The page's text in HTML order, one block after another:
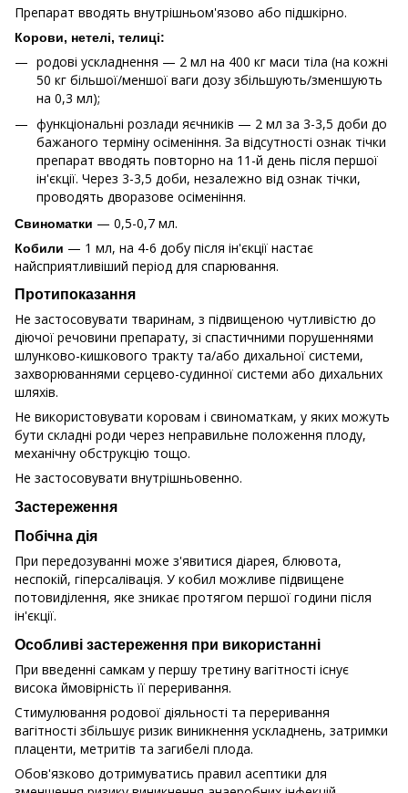
Препарат вводять внутрішньом'язово або підшкірно.
Корови, нетелі, телиці:
родові ускладнення — 2 мл на 400 кг маси тіла (на кожні
50 кг більшої/меншої ваги дозу збільшують/зменшують
на 0,3 мл);
функціональні розлади яєчників — 2 мл за 3-3,5 доби до
бажаного терміну осіменіння. За відсутності ознак тічки
препарат вводять повторно на 11-й день після першої
ін'єкції. Через 3-3,5 доби, незалежно від ознак тічки,
проводять дворазове осіменіння.
Свиноматки — 0,5-0,7 мл.
Кобили — 1 мл, на 4-6 добу після ін'єкції настає
найсприятливіший період для спарювання.
Протипоказання
Не застосовувати тваринам, з підвищеною чутливістю до
діючої речовини препарату, зі спастичними порушеннями
шлунково-кишкового тракту та/або дихальної системи,
захворюваннями серцево-судинної системи або дихальних
шляхів.
Не використовувати коровам і свиноматкам, у яких можуть
бути складні роди через неправильне положення плоду,
механічну обструкцію тощо.
Не застосовувати внутрішньовенно.
Застереження
Побічна дія
При передозуванні може з'явитися діарея, блювота,
неспокій, гіперсалівація. У кобил можливе підвищене
потовиділення, яке зникає протягом першої години після
ін'єкції.
Особливі застереження при використанні
При введенні самкам у першу третину вагітності існує
висока ймовірність її переривання.
Стимулювання родової діяльності та переривання
вагітності збільшує ризик виникнення ускладнень, затримки
плаценти, метритів та загибелі плода.
Обов'язково дотримуватись правил асептики для